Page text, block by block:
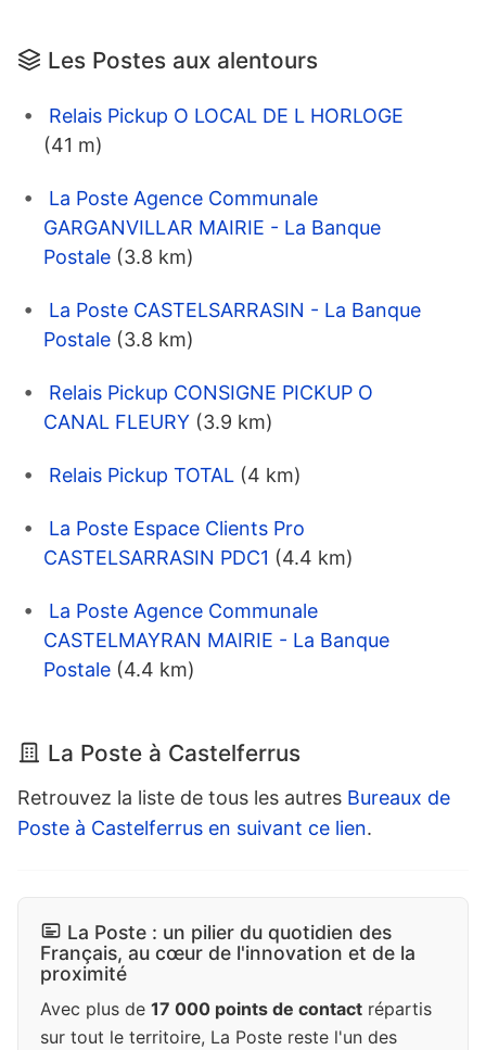
Les Postes aux alentours
Relais Pickup O LOCAL DE L HORLOGE
(41 m)
La Poste Agence Communale
GARGANVILLAR MAIRIE - La Banque
Postale (3.8 km)
La Poste CASTELSARRASIN - La Banque
Postale (3.8 km)
Relais Pickup CONSIGNE PICKUP O
CANAL FLEURY (3.9 km)
Relais Pickup TOTAL (4 km)
La Poste Espace Clients Pro
CASTELSARRASIN PDC1 (4.4 km)
La Poste Agence Communale
CASTELMAYRAN MAIRIE - La Banque
Postale (4.4 km)
La Poste à Castelferrus
Retrouvez la liste de tous les autres Bureaux de
Poste à Castelferrus en suivant ce lien.
La Poste : un pilier du quotidien des
Français, au cœur de l'innovation et de la
proximité
Avec plus de 17 000 points de contact répartis
sur tout le territoire, La Poste reste l'un des